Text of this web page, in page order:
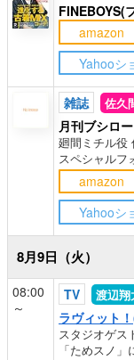
FINEBOYS(
amazon
Yahooシ
雑誌 佐久
月刊ブシロ
廻間ミチル役
スペシャルフ
amazon
Yahooシ
8月9日（火）
08:00
～
TV 渡辺翔
ラヴィット
スタジオゲス
「ためスノ